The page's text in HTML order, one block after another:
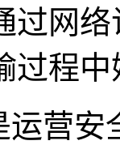
过网
过程
运营安